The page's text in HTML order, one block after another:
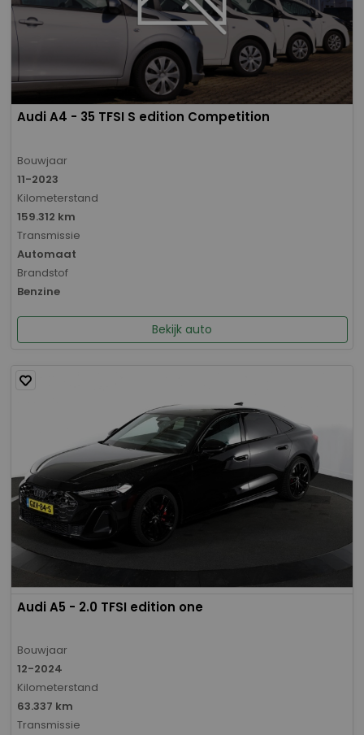
Audi A4 - 35 TFSI S edition Competition
Bouwjaar
11-2023
Kilometerstand
159.312 km
Transmissie
Automaat
Brandstof
Benzine
Bekijk auto
Audi A5 - 2.0 TFSI edition one
Bouwjaar
12-2024
Kilometerstand
63.337 km
Transmissie